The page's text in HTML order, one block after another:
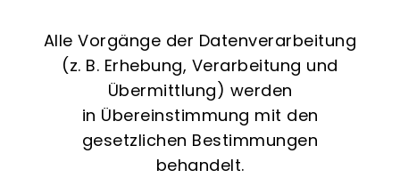
Alle Vorgänge der Datenverarbeitung
(z. B. Erhebung, Verarbeitung und
Übermittlung) werden
in Übereinstimmung mit den
gesetzlichen Bestimmungen
behandelt.